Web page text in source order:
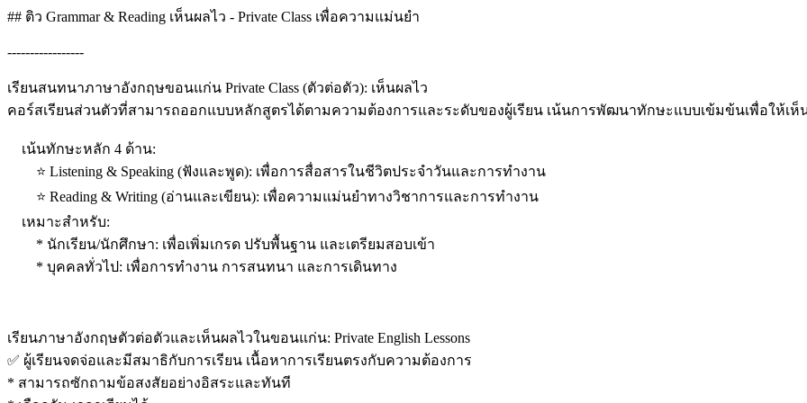
## ติว Grammar & Reading เห็นผลไว - Private Class เพื่อความแม่นยำ
-----------------
เรียนสนทนาภาษาอังกฤษขอนแก่น Private Class (ตัวต่อตัว): เห็นผลไว
คอร์สเรียนส่วนตัวที่สามารถออกแบบหลักสูตรได้ตามความต้องการและระดับของผู้เรียน เน้นการพัฒนาทักษะแบบเข้มข้นเพื่อให้เห็
เน้นทักษะหลัก 4 ด้าน:
⭐ Listening & Speaking (ฟังและพูด): เพื่อการสื่อสารในชีวิตประจำวันและการทำงาน
⭐ Reading & Writing (อ่านและเขียน): เพื่อความแม่นยำทางวิชาการและการทำงาน
เหมาะสำหรับ:
* นักเรียน/นักศึกษา: เพื่อเพิ่มเกรด ปรับพื้นฐาน และเตรียมสอบเข้า
* บุคคลทั่วไป: เพื่อการทำงาน การสนทนา และการเดินทาง
เรียนภาษาอังกฤษตัวต่อตัวและเห็นผลไวในขอนแก่น: Private English Lessons
✅ ผู้เรียนจดจ่อและมีสมาธิกับการเรียน เนื้อหาการเรียนตรงกับความต้องการ
* สามารถซักถามข้อสงสัยอย่างอิสระและทันที